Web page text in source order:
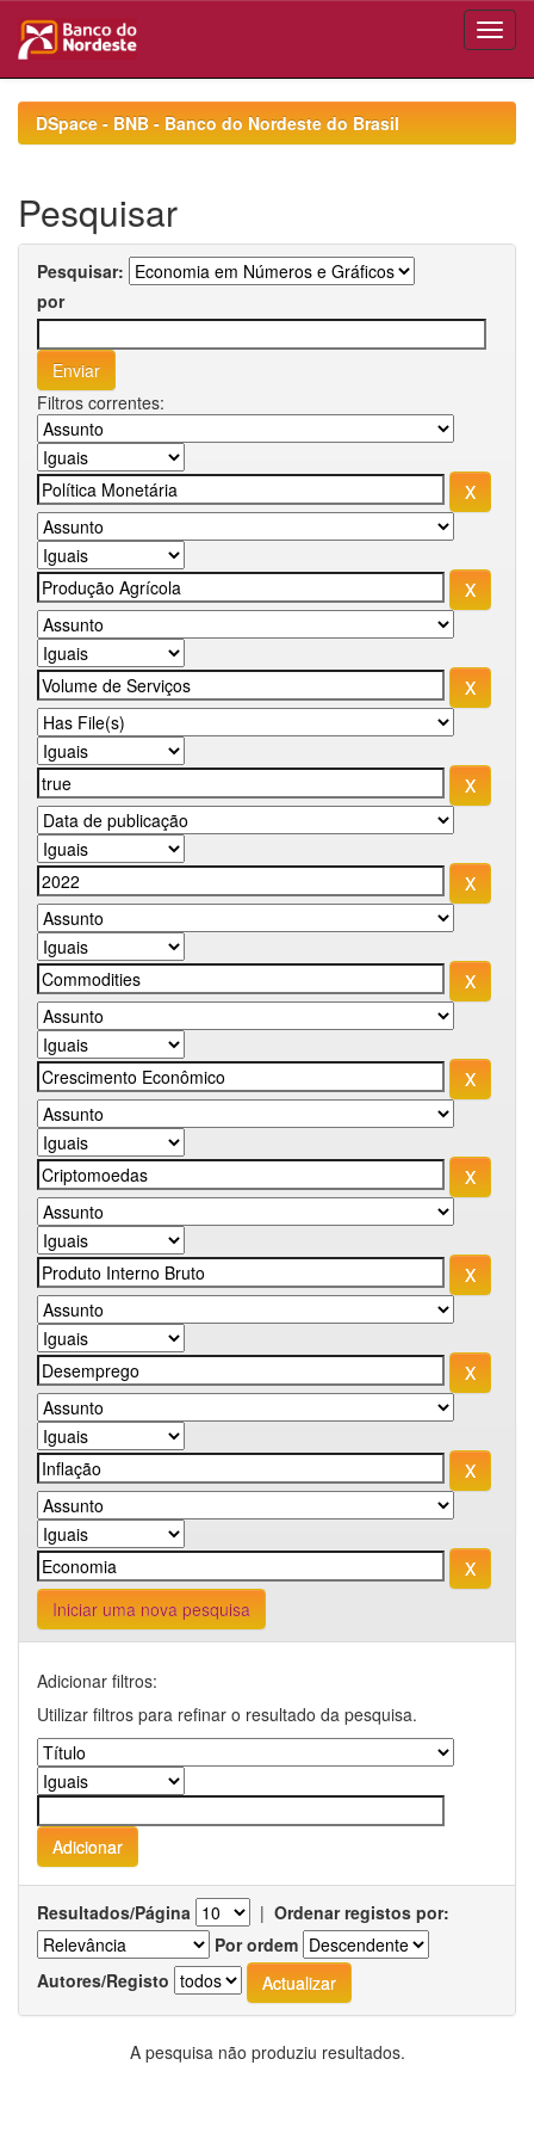
navigationDSpace - BNB - Banco do Nordeste do Brasil
Pesquisar
Pesquisar:
por
Filtros correntes:
Iniciar uma nova pesquisa
Adicionar filtros:
Utilizar filtros para refinar o resultado da pesquisa.
Resultados/Página | Ordenar registos por:
Por ordem
Autores/Registo
A pesquisa não produziu resultados.